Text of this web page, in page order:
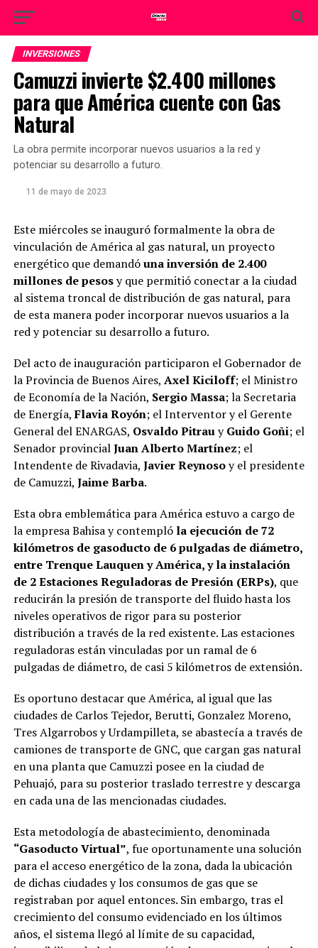
INVERSIONES
Camuzzi invierte $2.400 millones
para que América cuente con Gas
Natural
La obra permite incorporar nuevos usuarios a la red y
potenciar su desarrollo a futuro.
11 de mayo de 2023
Este miércoles se inauguró formalmente la obra de
vinculación de América al gas natural, un proyecto
energético que demandóuna inversión de 2.400
millones de pesosy que permitió conectar a la ciudad
al sistema troncal de distribución de gas natural, para
de esta manera poder incorporar nuevos usuarios a la
red y potenciar su desarrollo a futuro.
Del acto de inauguración participaron el Gobernador de
la Provincia de Buenos Aires, Axel Kiciloff; el Ministro
de Economía de la Nación, Sergio Massa; la Secretaria
de Energía,Flavia Royón; el Interventor y el Gerente
General del ENARGAS, Osvaldo PitrauyGuido Goñi; el
Senador provincialJuan Alberto Martínez; el
Intendente de Rivadavia, Javier Reynosoy el presidente
de Camuzzi, Jaime Barba.
Esta obra emblemática para América estuvo a cargo de
la empresa Bahisa y contempló la ejecución de 72
kilómetros de gasoducto de 6 pulgadas de diámetro,
entre Trenque Lauquen y América, y la instalación
de 2 Estaciones Reguladoras de Presión (ERPs), que
reducirán la presión de transporte del fluido hasta los
niveles operativos de rigor para su posterior
distribución a través de la red existente. Las estaciones
reguladoras están vinculadas por un ramal de 6
pulgadas de diámetro, de casi 5 kilómetros de extensión.
Es oportuno destacar que América, al igual que las
ciudades de Carlos Tejedor, Berutti, Gonzalez Moreno,
Tres Algarrobos y Urdampilleta, se abastecía a través de
camiones de transporte de GNC, que cargan gas natural
en una planta que Camuzzi posee en la ciudad de
Pehuajó, para su posterior traslado terrestre y descarga
en cada una de las mencionadas ciudades.
Esta metodología de abastecimiento, denominada
“Gasoducto Virtual”, fue oportunamente una solución
para el acceso energético de la zona, dada la ubicación
de dichas ciudades y los consumos de gas que se
registraban por aquel entonces. Sin embargo, tras el
crecimiento del consumo evidenciado en los últimos
años, el sistema llegó al límite de su capacidad,